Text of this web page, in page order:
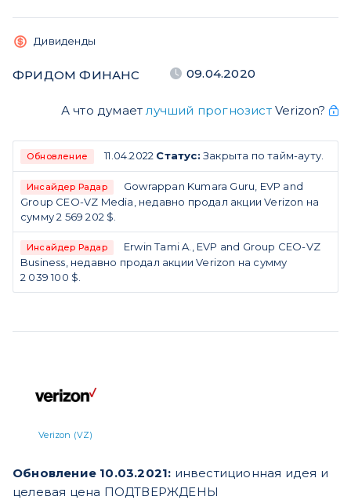
Дивиденды
ФРИДОМ ФИНАНС 09.04.2020
А что думает лучший прогнозистVerizon?
Обновление 11.04.2022 Статус: Закрыта по тайм-ауту.
Инсайдер Радар
Gowrappan Kumara Guru, EVP and
Group CEO-VZ Media, недавно продал акции Verizon на
сумму 2 569 202 $.
Инсайдер Радар
Erwin Tami A., EVP and Group CEO-VZ
Business, недавно продал акции Verizon на сумму
2 039 100 $.
Verizon (VZ)
Обновление 10.03.2021: инвестиционная идея и
целевая цена ПОДТВЕРЖДЕНЫ